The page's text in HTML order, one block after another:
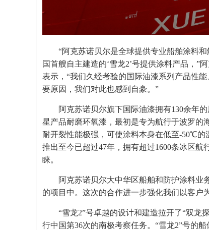
“阿克苏诺贝尔是全球提供专业船舶涂料
国首艘自主建造的‘雪龙2’号提供涂料产品，”
表示，“我们久经考验的国际油漆系列产品性
要原因，我们对此也感到自豪。”
阿克苏诺贝尔旗下国际油漆拥有130余年
星产品耐磨环氧漆，最初是专为航行于波罗的
耐开裂性能极强，可使涂料本身在低至-50℃的
推出至今已超过47年，拥有超过1600条冰区
睐。
阿克苏诺贝尔大中华区船舶和防护涂料业
的项目中。这次的合作进一步强化我们以客户
“雪龙2”号卓越的设计和建造拉开了“双龙
行中国第36次的南极考察任务。“雪龙2”号的